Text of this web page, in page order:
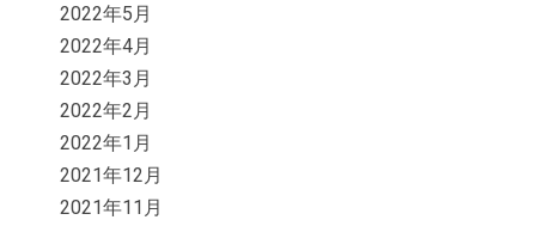
2022年5月
2022年4月
2022年3月
2022年2月
2022年1月
2021年12月
2021年11月